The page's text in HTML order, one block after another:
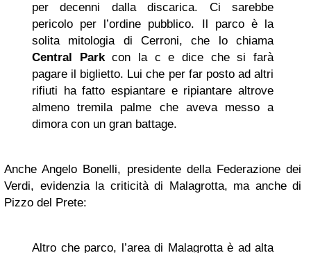
per decenni dalla discarica. Ci sarebbe
pericolo per l’ordine pubblico. Il parco è la
solita mitologia di Cerroni, che lo chiama
Central Parkcon la c e dice che si farà
pagare il biglietto. Lui che per far posto ad altri
rifiuti ha fatto espiantare e ripiantare altrove
almeno tremila palme che aveva messo a
dimora con un gran battage.
Anche Angelo Bonelli, presidente della Federazione dei
Verdi, evidenzia la criticità di Malagrotta, ma anche di
Pizzo del Prete:
Altro che parco, l’area di Malagrotta è ad alta